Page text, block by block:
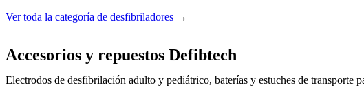
Ver toda la categoría de desfibriladores →
Accesorios y repuestos Defibtech
Electrodos de desfibrilación adulto y pediátrico, baterías y estuches de transporte